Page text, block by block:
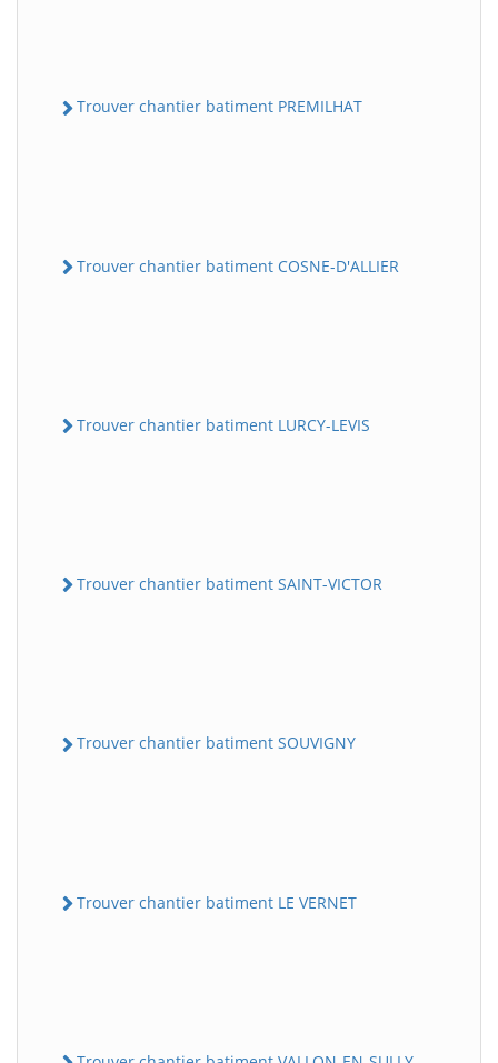
Trouver chantier batiment PREMILHAT
Trouver chantier batiment COSNE-D'ALLIER
Trouver chantier batiment LURCY-LEVIS
Trouver chantier batiment SAINT-VICTOR
Trouver chantier batiment SOUVIGNY
Trouver chantier batiment LE VERNET